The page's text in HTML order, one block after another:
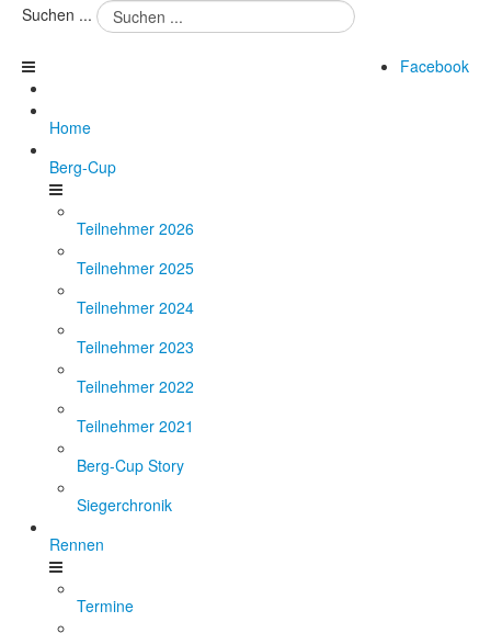
Suchen ...
Facebook
Home
Berg-Cup
Teilnehmer 2026
Teilnehmer 2025
Teilnehmer 2024
Teilnehmer 2023
Teilnehmer 2022
Teilnehmer 2021
Berg-Cup Story
Siegerchronik
Rennen
Termine